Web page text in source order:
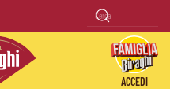
ACCEDI